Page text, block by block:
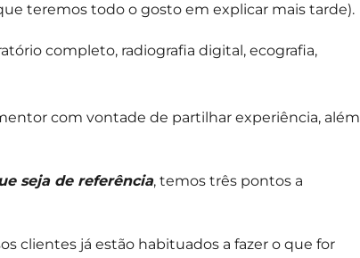
teremos todo o gosto em explicar mais tarde).
completo, radiografia digital, ecografia,
com vontade de partilhar experiência, além
seja de referência, temos três pontos a
clientes já estão habituados a fazer o que for